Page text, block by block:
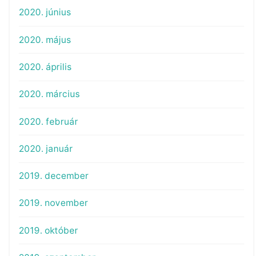
2020. június
2020. május
2020. április
2020. március
2020. február
2020. január
2019. december
2019. november
2019. október